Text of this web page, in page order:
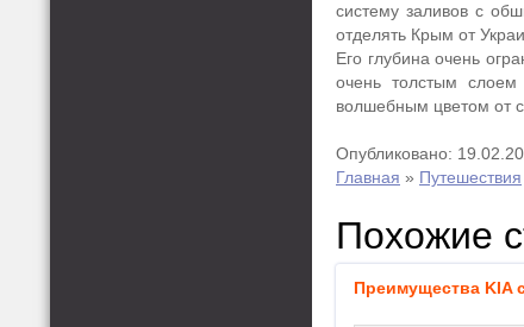
систему заливов с
отделять Крым от
Его глубина очень
очень толстым
волшебным цветом от
Опубликовано:
Главная » Путешествия
Похожие
Преимущества KIA